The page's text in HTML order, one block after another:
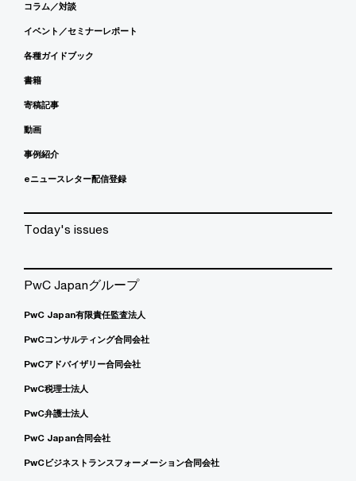
コラム／対談
イベント／セミナーレポート
各種ガイドブック
書籍
寄稿記事
動画
事例紹介
eニュースレター配信登録
Today's issues
PwC Japanグループ
PwC Japan有限責任監査法人
PwCコンサルティング合同会社
PwCアドバイザリー合同会社
PwC税理士法人
PwC弁護士法人
PwC Japan合同会社
PwCビジネストランスフォーメーション合同会社